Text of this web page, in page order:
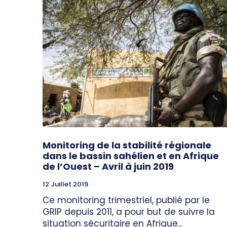
Monitoring de la stabilité régionale
dans le bassin sahélien et en Afrique
de l’Ouest – Avril à juin 2019
12 Juillet 2019
Ce monitoring trimestriel, publié par le
GRIP depuis 2011, a pour but de suivre la
situation sécuritaire en Afrique...